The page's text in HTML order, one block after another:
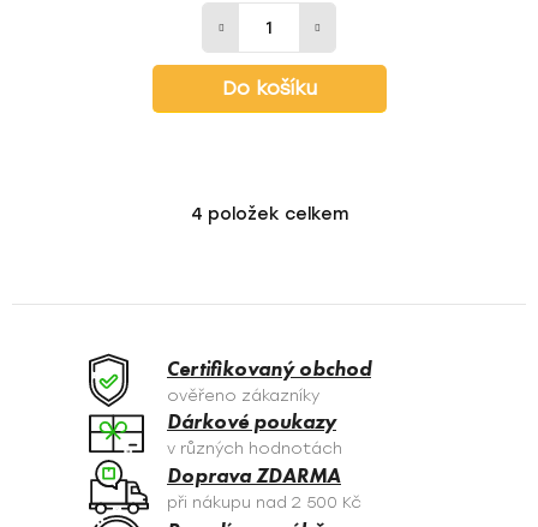
Do košíku
O
á
c
í
p
r
v
k
4 položek celkem
Certifikovaný obchod
ověřeno zákazníky
Dárkové poukazy
v různých hodnotách
Doprava ZDARMA
při nákupu nad 2 500 Kč